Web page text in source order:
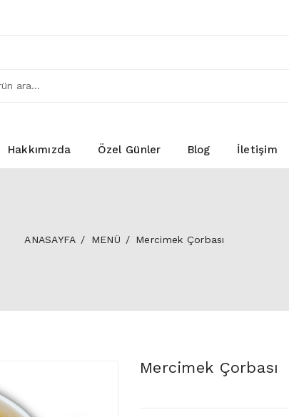
Hakkımızda Özel Günler Blog İletişim
ANASAYFA MENÜ Mercimek Çorbası
Mercimek Çorbası